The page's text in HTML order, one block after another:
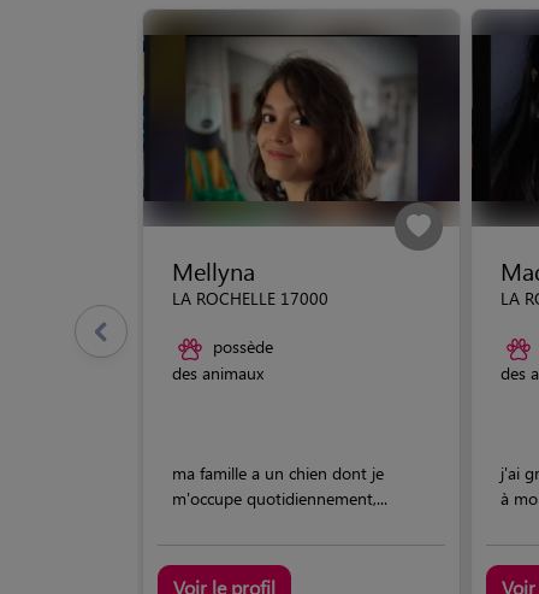
Mellyna
LA ROCHELLE 17000
possède
des animaux
ma famille a un chien dont je
m'occupe quotidiennement,...
Voir le profil
LA
des
j'ai
à